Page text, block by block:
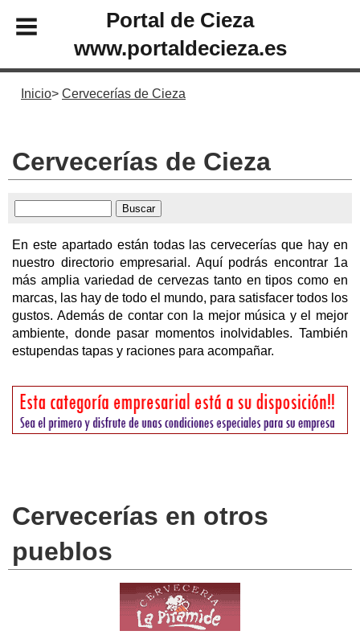
Portal de Cieza
www.portaldecieza.es
Inicio Cervecerías de Cieza
Cervecerías de Cieza
En este apartado están todas las cervecerías que hay en
nuestro directorio empresarial. Aquí podrás encontrar 1a
más amplia variedad de cervezas tanto en tipos como en
marcas, las hay de todo el mundo, para satisfacer todos los
gustos. Además de contar con la mejor música y el mejor
ambiente, donde pasar momentos inolvidables. También
estupendas tapas y raciones para acompañar.
Cervecerías en otros
pueblos